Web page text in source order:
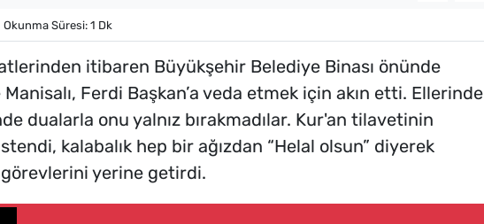
Okunma Süresi: 1 Dk
itibaren Büyükşehir Belediye Binası önünde
Ferdi Başkan’a veda etmek için akın etti. Ellerinde
dualarla onu yalnız bırakmadılar. Kur'an tilavetinin
kalabalık hep bir ağızdan “Helal olsun” diyerek
görevlerini yerine getirdi.